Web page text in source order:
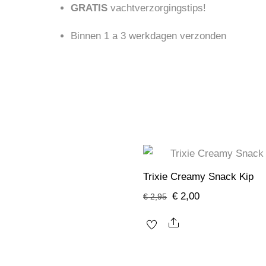
GRATIS vachtverzorgingstips!
Binnen 1 a 3 werkdagen verzonden
Trixie Creamy Snack Kip
€2,95 Oorspronkelijke
was:
€ 2,00Huidige
Share